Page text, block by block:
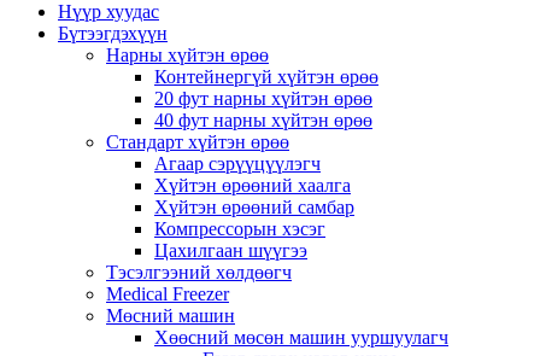
Нүүр хуудас
Бүтээгдэхүүн
Нарны хүйтэн өрөө
Контейнергүй хүйтэн өрөө
20 фут нарны хүйтэн өрөө
40 фут нарны хүйтэн өрөө
Стандарт хүйтэн өрөө
Агаар сэрүүцүүлэгч
Хүйтэн өрөөний хаалга
Хүйтэн өрөөний самбар
Компрессорын хэсэг
Цахилгаан шүүгээ
Тэсэлгээний хөлдөөгч
Medical Freezer
Мөсний машин
Хөөсний мөсөн машин ууршуулагч